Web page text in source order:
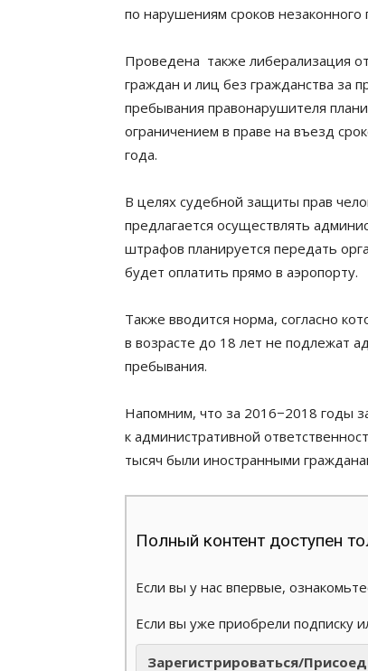
по нарушениям сроков незаконного
Проведена также либерализация
граждан и лиц без гражданства за
пребывания правонарушителя
ограничением в праве на въезд
года.
В целях судебной защиты прав
предлагается осуществлять
штрафов планируется передать
будет оплатить прямо в аэропорту.
Также вводится норма, согласно
в возрасте до 18 лет не подлежат
пребывания.
Напомним, что за 2016−2018 годы
к административной
тысяч были иностранными
Полный контент доступен
Если вы у нас впервые,
Если вы уже приобрели подписку
Зарегистрироваться/